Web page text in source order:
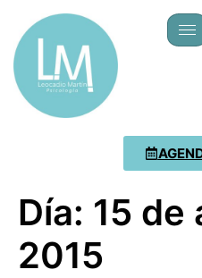
Día: 15 de
2015